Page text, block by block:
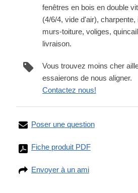
fenêtres en bois en double
(4/6/4, vide d'air), charpente,
murs-toiture, voliges,
livraison.
Vous trouvez moins cher
essaierons de nous aligner.
Contactez nous!
Poser une question
Fiche produit PDF
Envoyer à un ami